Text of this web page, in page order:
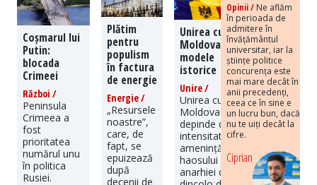
Coșmarul lui
Putin:
blocada
Crimeei
Război /
Peninsula
Crimeea a
fost
prioritatea
numărul unu
în politica
Rusiei.
Plătim
pentru
populism
în factura
de energie
Energie /
„Resursele
noastre”,
care, de
fapt, se
epuizează
după
decenii de
Unirea cu
Moldova:
modele
istorice
Unire /
Unirea cu
Moldova
depinde de
intensitatea
amenințării
haosului și
anarhiei de
Opinii / Ne aflăm
în perioada de
admitere în
învățământul
universitar, iar la
științe politice
concurența este
mai mare decât în
anii precedenți,
ceea ce în sine e
un lucru bun, dacă
nu te uiți decât la
cifre.
Ciprian